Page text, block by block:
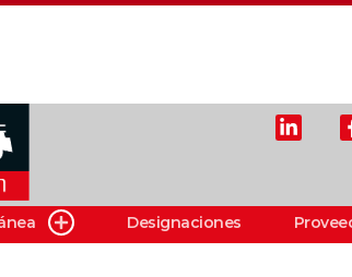
Designaciones